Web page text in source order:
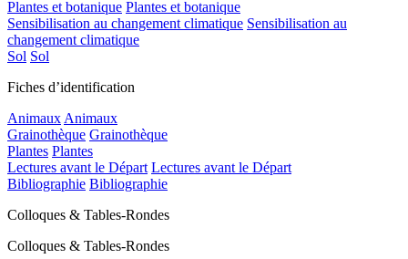
Plantes et botanique Plantes et botanique
Sensibilisation au changement climatique Sensibilisation au
changement climatique
Sol Sol
Fiches d’identification
Animaux Animaux
Grainothèque Grainothèque
Plantes Plantes
Lectures avant le Départ Lectures avant le Départ
Bibliographie Bibliographie
Colloques & Tables-Rondes
Colloques & Tables-Rondes